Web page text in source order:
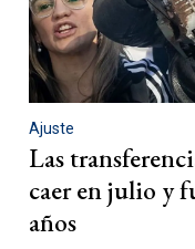
Ajuste
Las
caer en julio y
años